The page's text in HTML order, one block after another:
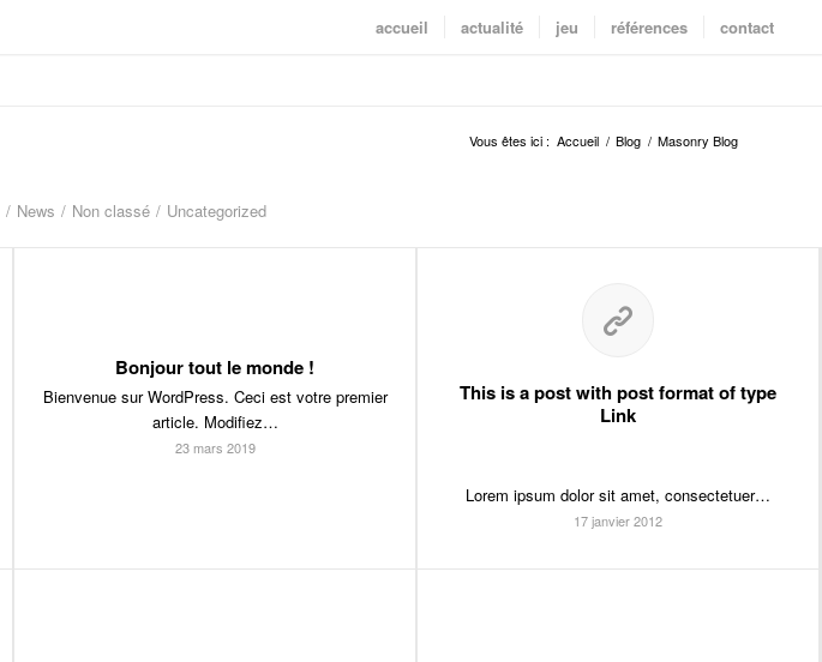
accueil actualité jeu références contact
Vous êtes ici : Accueil / Blog / Masonry Blog
/ News / Non classé / Uncategorized
Bonjour tout le monde !
Bienvenue sur WordPress. Ceci est votre premier
article. Modifiez…
23 mars 2019
This is a post with post format of type
Link
Lorem ipsum dolor sit amet, consectetuer…
17 janvier 2012